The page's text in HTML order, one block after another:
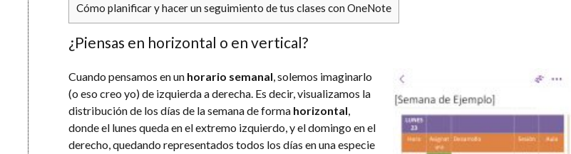
Cómo planificar y hacer un seguimiento de tus clases con OneNote
¿Piensas en horizontal o en vertical?
Cuando pensamos en un horario semanal, solemos imaginarlo
(o eso creo yo) de izquierda a derecha. Es decir, visualizamos la
distribución de los días de la semana de forma horizontal,
donde el lunes queda en el extremo izquierdo, y el domingo en el
derecho, quedando representados todos los días en una especie